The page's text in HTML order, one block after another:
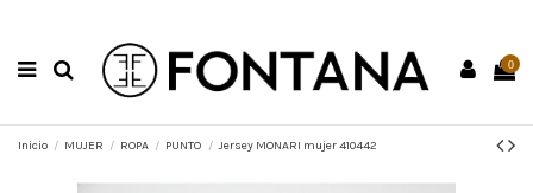
0
Inicio MUJER ROPA PUNTO Jersey MONARI mujer 410442